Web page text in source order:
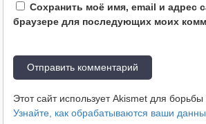
Сохранить моё имя, email и адрес
браузере для последующих моих
Этот сайт использует Akismet для
Узнайте, как обрабатываются ваши